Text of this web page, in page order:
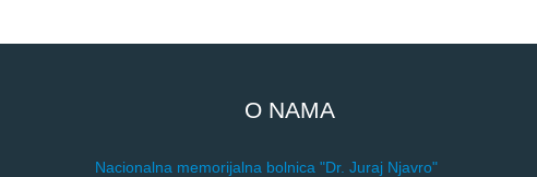
O NAMA
Nacionalna memorijalna bolnica "Dr. Juraj Njavro"